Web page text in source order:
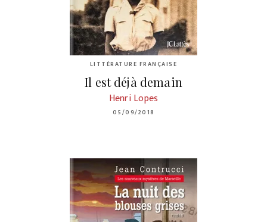
LITTÉRATURE FRANÇAISE
Il est déjà demain
Henri Lopes
05/09/2018